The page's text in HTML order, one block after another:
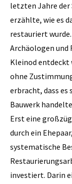
letzten Jahre der
erzählte, wie es
restauriert
Archäologen und
Kleinod entdeckt
ohne
erbracht, dass es
Bauwerk
Erst eine
durch ein
systematische
investiert. Darin